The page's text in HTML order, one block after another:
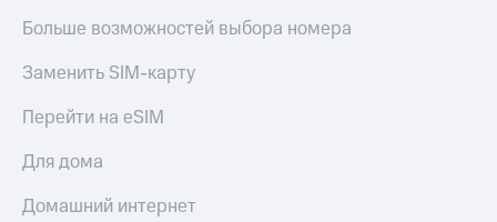
Больше возможностей выбора номера
Заменить SIM-карту
Перейти на eSIM
Для дома
Домашний интернет